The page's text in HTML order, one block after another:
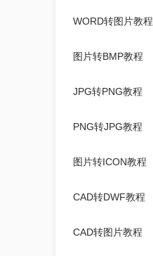
WORD转图片教程
图片转BMP教程
JPG转PNG教程
PNG转JPG教程
图片转ICON教程
CAD转DWF教程
CAD转图片教程